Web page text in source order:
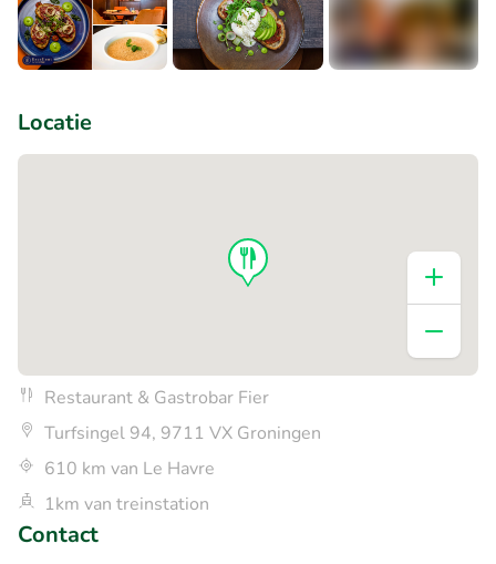
Locatie
Restaurant & Gastrobar Fier
Turfsingel 94, 9711 VX Groningen
610 km van Le Havre
1km van treinstation
Contact